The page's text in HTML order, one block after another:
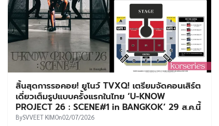
สิ้นสุดการรอคอย! ยูโนว์ TVXQ! เตรียมจัดคอนเสิร์ต
เดี่ยวเต็มรูปแบบครั้งแรกในไทย ‘U-KNOW
PROJECT 26 : SCENE#1 in BANGKOK’ 29 ส.ค.นี้
BySVVEET KIMOn02/07/2026